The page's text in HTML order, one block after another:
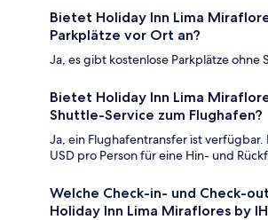
Bietet Holiday Inn Lima
Parkplätze vor Ort an?
Ja, es gibt kostenlose Parkplätze ohne
Bietet Holiday Inn Lima
Shuttle-Service zum Flughafen?
Ja, ein Flughafentransfer ist
USD pro Person für eine Hin- und
Welche Check-in- und Check-
Holiday Inn Lima Miraflores by